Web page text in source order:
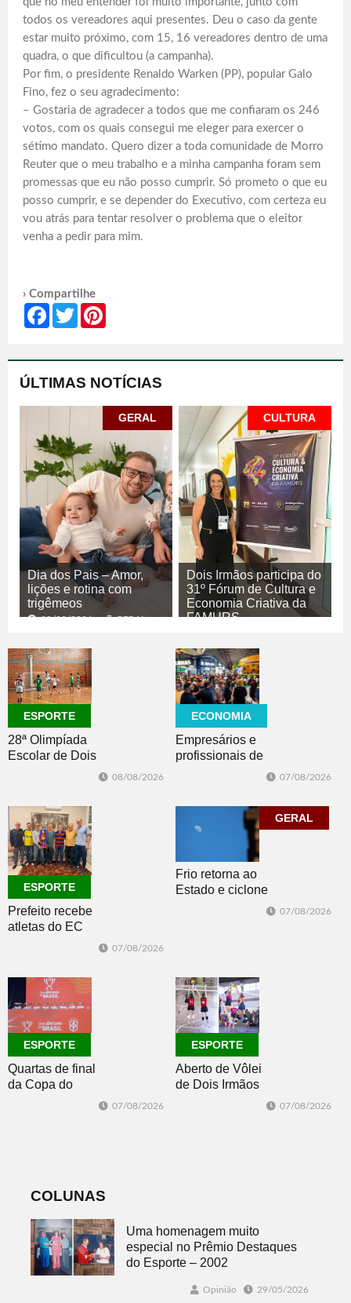
todos os vereadores aqui presentes. Deu o caso da gente
estar muito próximo, com 15, 16 vereadores dentro de uma
quadra, o que dificultou (a campanha).
Por fim, o presidente Renaldo Warken (PP), popular Galo
Fino, fez o seu agradecimento:
– Gostaria de agradecer a todos que me confiaram os 246
votos, com os quais consegui me eleger para exercer o
sétimo mandato. Quero dizer a toda comunidade de Morro
Reuter que o meu trabalho e a minha campanha foram sem
promessas que eu não posso cumprir. Só prometo o que eu
posso cumprir, e se depender do Executivo, com certeza eu
vou atrás para tentar resolver o problema que o eleitor
venha a pedir para mim.
› Compartilhe
Facebook
Twitter
ÚLTIMAS NOTÍCIAS
GERAL
Dia dos Pais – Amor,
lições e rotina com
trigêmeos
08/08/2026 GERAL
CULTURA
Dois Irmãos participa do
31º Fórum de Cultura e
Economia Criativa da
FAMURS
CULTURA
ESPORTE
28ª Olimpíada
Escolar de Dois
08/08/2026
ECONOMIA
Empresários e
profissionais de
07/08/2026
ESPORTE
Prefeito recebe
atletas do EC
Master 65+
07/08/2026
GERAL
Frio retorna ao
Estado e ciclone
07/08/2026
ESPORTE
Quartas de final
da Copa do
Brasil 2026: veja
07/08/2026
ESPORTE
Aberto de Vôlei
de Dois Irmãos
07/08/2026
COLUNAS
Uma homenagem muito
especial no Prêmio Destaques
do Esporte – 2002
Opinião 29/05/2026